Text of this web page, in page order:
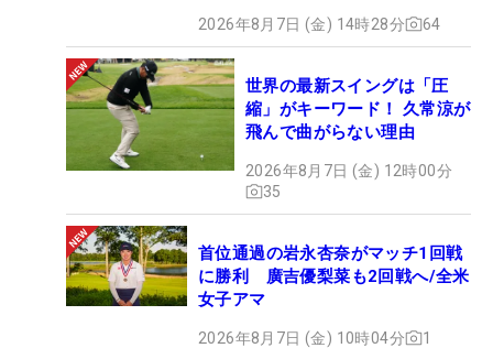
2026年8月7日 (金) 14時28分 64
世界の最新スイングは「圧
縮」がキーワード！ 久常涼が
飛んで曲がらない理由
2026年8月7日 (金) 12時00分
35
首位通過の岩永杏奈がマッチ1回戦
に勝利 廣吉優梨菜も2回戦へ/全米
女子アマ
2026年8月7日 (金) 10時04分 1